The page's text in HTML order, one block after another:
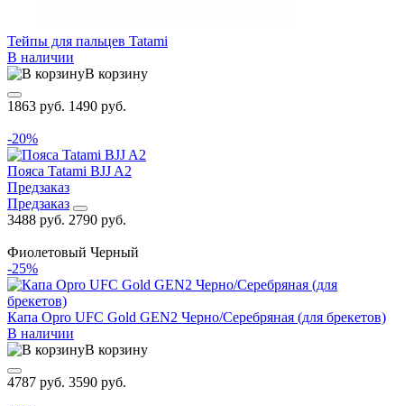
Тейпы для пальцев Tatami
В наличии
В корзину
1863 руб. 1490 руб.
-20%
Пояса Tatami BJJ A2
Предзаказ
Предзаказ
3488 руб. 2790 руб.
Фиолетовый Черный
-25%
Капа Opro UFC Gold GEN2 Черно/Серебряная (для брекетов)
В наличии
В корзину
4787 руб. 3590 руб.